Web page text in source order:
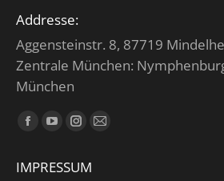
Addresse:
Aggensteinstr. 8, 87719
Zentrale München:
München
Finden Sie uns auf:
Facebook
opens
YouTube
opens
Instagram
opens
E-
IMPRESSUM